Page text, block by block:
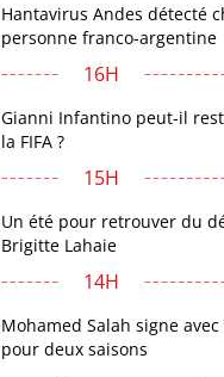
Hantavirus Andes détecté
personne franco-argentine
16H
Gianni Infantino peut-il
la FIFA ?
15H
Un été pour retrouver du
Brigitte Lahaie
14H
Mohamed Salah signe
pour deux saisons